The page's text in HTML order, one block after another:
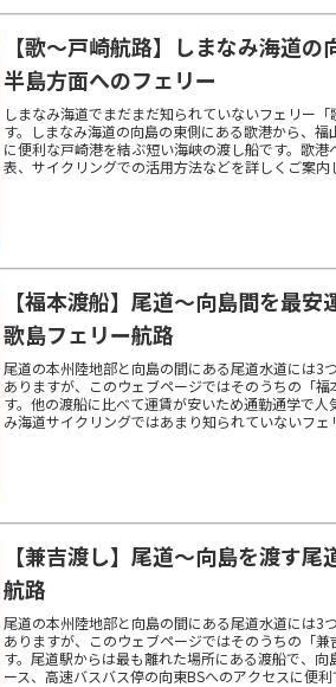
【歌～戸崎航路】しまなみ海道
半島方面へのフェリー
しまなみ海道でまだまだ知られていないフェリー
す。しまなみ海道の向島の東側にある歌港から、福
に便利な戸崎港を結ぶ短い海峡の渡し船です。歌
表、サイクリングでの活用方法などを詳しくご案内
【福本渡船】尾道～向島間を最
歌島フェリー航路
尾道の本州陸地部と向島の間にある尾道水道には3
ありますが、このウェブページではそのうちの「
す。他の渡船に比べて運賃が安いため通勤通学で
み海道サイクリングではあまり知られていないフェ
【兼吉渡し】尾道～向島を渡す
航路
尾道の本州陸地部と向島の間にある尾道水道には3
ありますが、このウェブページではそのうちの「
す。尾道駅からは最も離れた場所にある渡船で、
ース、高速バスバス停の向東BSへのアクセスに便